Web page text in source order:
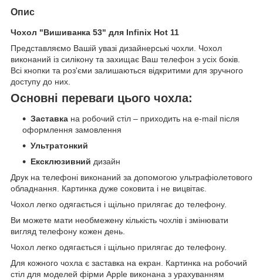
Опис
Чохол "Вишиванка 53" для Infinix Hot 11
Представляємо Вашій увазі дизайнерські чохли. Чохол
виконаний із силікону та захищає Ваш телефон з усіх боків.
Всі кнопки та роз'єми залишаються відкритими для зручного
доступу до них.
Основні переваги цього чохла:
Заставка на робочий стіл – приходить на e-mail після
оформлення замовлення
Ультратонкий
Ексклюзивний дизайн
Друк на телефоні виконаний за допомогою ультрафіолетового
обладнання. Картинка дуже соковита і не вицвітає.
Чохол легко одягається і щільно прилягає до телефону.
Ви можете мати необмежену кількість чохлів і змінювати
вигляд телефону кожен день.
Чохол легко одягається і щільно прилягає до телефону.
Для кожного чохла є заставка на екран. Картинка на робочий
стіл для моделей фірми Apple виконана з урахуванням